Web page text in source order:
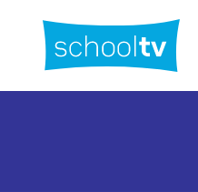
hoofdinhoud